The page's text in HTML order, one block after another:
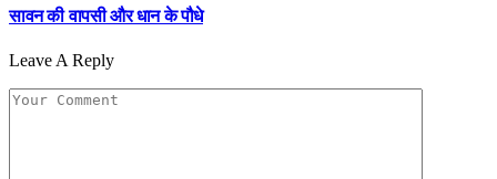
सावन की वापसी और धान के पौधे
Leave A Reply